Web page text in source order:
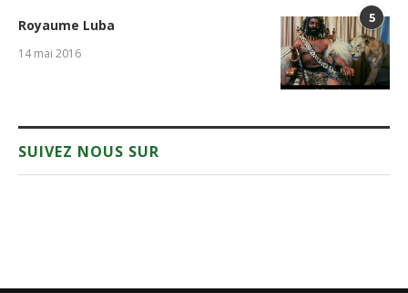
5
Royaume Luba
14 mai 2016
SUIVEZ NOUS SUR